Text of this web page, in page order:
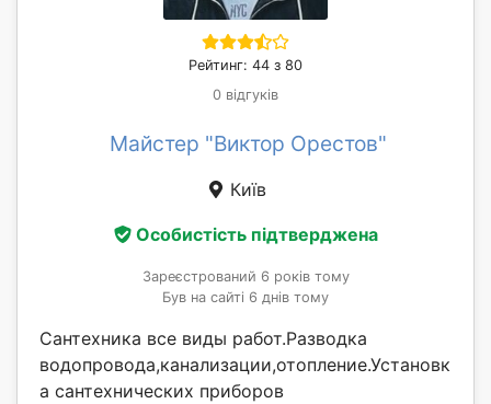
Рейтинг: 44 з 80
0 відгуків
Майстер "Виктор Орестов"
Київ
Особистість підтверджена
Зареєстрований 6 років тому
Був на сайті 6 днів тому
Сантехника все виды работ.Разводка
водопровода,канализации,отопление.Установк
а сантехнических приборов